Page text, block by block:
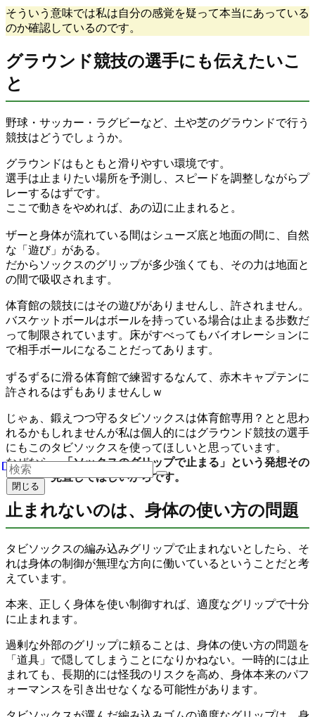
そういう意味では私は自分の感覚を疑って本当にあっている
のか確認しているのです。
グラウンド競技の選手にも伝えたいこ
と
野球・サッカー・ラグビーなど、土や芝のグラウンドで行う
競技はどうでしょうか。
グラウンドはもともと滑りやすい環境です。
選手は止まりたい場所を予測し、スピードを調整しながらプ
レーするはずです。
ここで動きをやめれば、あの辺に止まれると。
ザーと身体が流れている間はシューズ底と地面の間に、自然
な「遊び」がある。
だからソックスのグリップが多少強くても、その力は地面と
の間で吸収されます。
体育館の競技にはその遊びがありませんし、許されません。
バスケットボールはボールを持っている場合は止まる歩数だ
って制限されています。床がすべってもバイオレーションに
で相手ボールになることだってあります。
ずるずるに滑る体育館で練習するなんて、赤木キャプテンに
許されるはずもありませんしｗ
じゃぁ、鍛えつつ守るタビソックスは体育館専用？とと思わ
れるかもしれませんが私は個人的にはグラウンド競技の選手
にもこのタビソックスを使ってほしいと思っています。
なぜなら、「ソックスのグリップで止まる」という発想その
ものを、見直してほしいからです。
止まれないのは、身体の使い方の問題
タビソックスの編み込みグリップで止まれないとしたら、そ
れは身体の制御が無理な方向に働いているということだと考
えています。
本来、正しく身体を使い制御すれば、適度なグリップで十分
に止まれます。
過剰な外部のグリップに頼ることは、身体の使い方の問題を
「道具」で隠してしまうことになりかねない。一時的には止
まれても、長期的には怪我のリスクを高め、身体本来のパフ
ォーマンスを引き出せなくなる可能性があります。
閉じる